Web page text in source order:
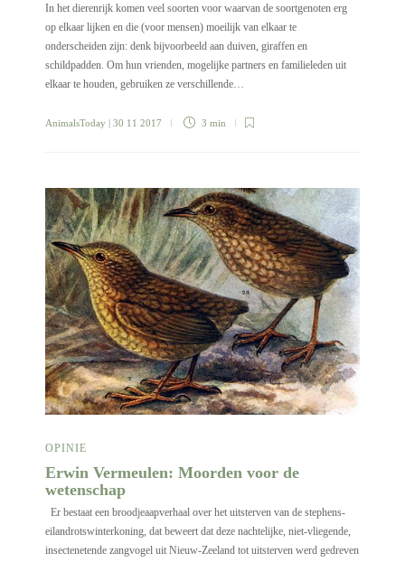
In het dierenrijk komen veel soorten voor waarvan de soortgenoten erg
op elkaar lijken en die (voor mensen) moeilijk van elkaar te
onderscheiden zijn: denk bijvoorbeeld aan duiven, giraffen en
schildpadden. Om hun vrienden, mogelijke partners en familieleden uit
elkaar te houden, gebruiken ze verschillende…
AnimalsToday | 30 11 2017 3 min
OPINIE
Erwin Vermeulen: Moorden voor de
wetenschap
Er bestaat een broodjeaapverhaal over het uitsterven van de stephens-
eilandrotswinterkoning, dat beweert dat deze nachtelijke, niet-vliegende,
insectenetende zangvogel uit Nieuw-Zeeland tot uitsterven werd gedreven